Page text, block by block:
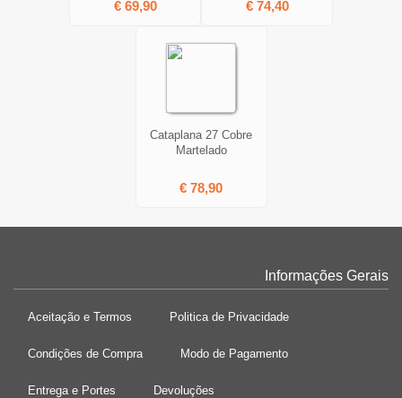
€ 69,90 € 74,40
Cataplana 27 Cobre
Martelado
€ 78,90
Informações Gerais
Aceitação e Termos Politica de Privacidade
Condições de Compra Modo de Pagamento
Entrega e Portes Devoluções